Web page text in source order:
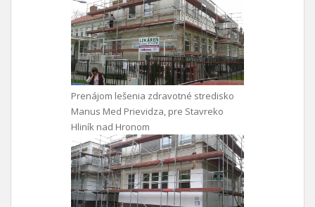
Prenájom lešenia zdravotné stredisko
Manus Med Prievidza, pre Stavreko
Hliník nad Hronom